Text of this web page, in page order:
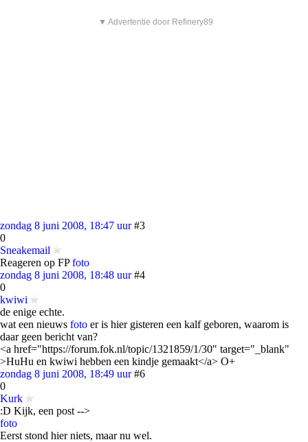
▼ Advertentie door Refinery89
zondag 8 juni 2008, 18:47 uur #3
0
Sneakemail
Reageren op FPfoto
zondag 8 juni 2008, 18:48 uur #4
0
kwiwi
de enige echte.
wat een nieuws foto er is hier gisteren een kalf geboren, waarom is
daar geen bericht van?
<a href="https://forum.fok.nl/topic/1321859/1/30" target="_blank"
>HuHu en kwiwi hebben een kindje gemaakt</a> O+
zondag 8 juni 2008, 18:49 uur #6
0
Kurk
:D Kijk, een post -->
foto
Eerst stond hier niets, maar nu wel.